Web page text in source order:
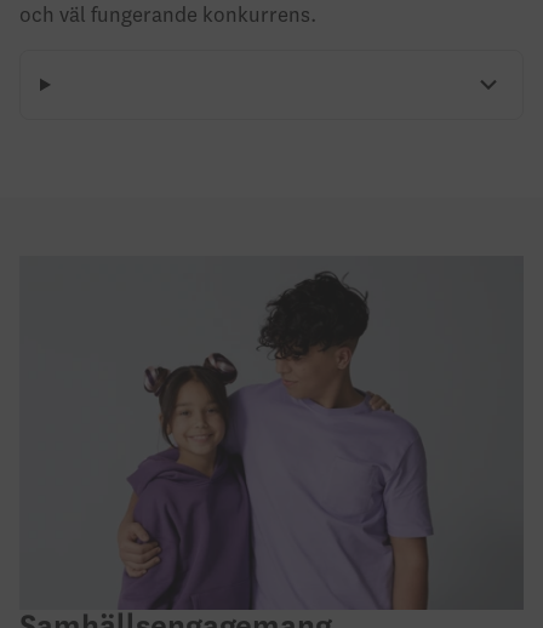
och väl fungerande konkurrens.